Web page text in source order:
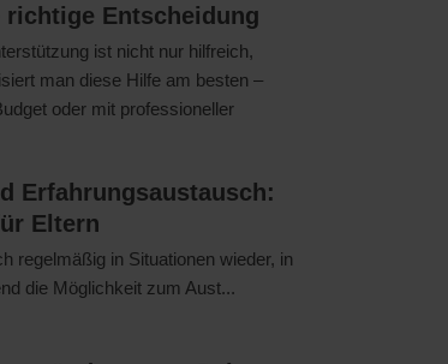
Entscheidung
ist nicht nur hilfreich,
man diese Hilfe am besten –
oder mit professioneller
Erfahrungsaustausch:
Eltern
regelmäßig in Situationen wieder, in
die Möglichkeit zum Aust...